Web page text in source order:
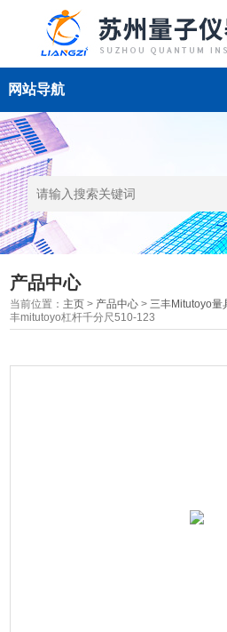
网站导航
产品中心
当前位置： 主页 > 产品中心 >三丰Mitutoyo量
丰mitutoyo杠杆千分尺510-123